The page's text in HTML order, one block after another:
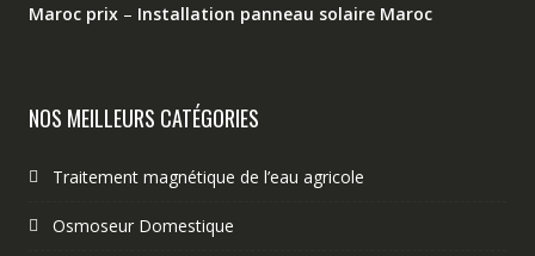
Maroc prix– Installation panneau solaire Maroc
NOS MEILLEURS CATÉGORIES
Traitement magnétique de l’eau agricole
Osmoseur Domestique